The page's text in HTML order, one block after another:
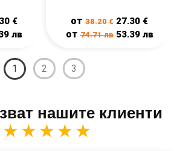
€
лв
от38.20€ 27.30 €
от 74.71лв 53.39 лв
1 2 3
нашите клиенти
★★★★★